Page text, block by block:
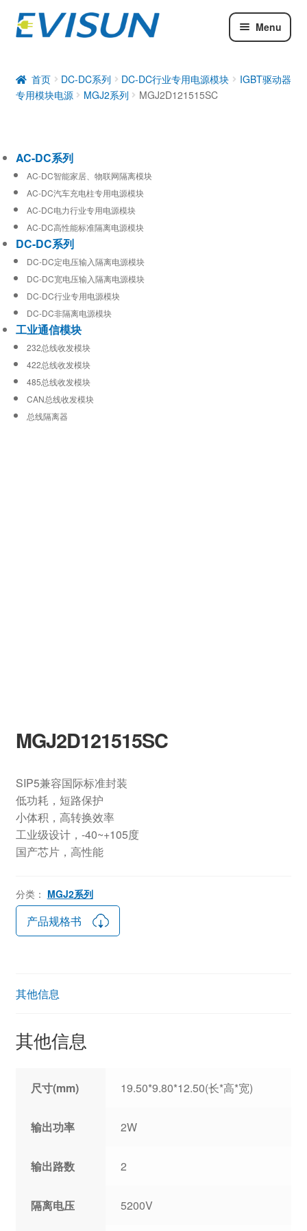
Menu
DC-DC系列
工业通信模块
首页 DC-DC系列 DC-DC行业专用电源模块
IGBT驱动器
专用模块电源
MGJ2系列 MGJ2D121515SC
MGJ2D121515SC
SIP5兼容国际标准封装
低功耗，短路保护
小体积，高转换效率
工业级设计，-40~+105度
国产芯片，高性能
分类： MGJ2系列
产品规格书
其他信息
其他信息
尺寸(mm) 19.50*9.80*12.50(长*高*宽)
输出功率 2W
输出路数 2
隔离电压 5200V
AC-DC系列
AC-DC智能家居、物联网隔离模块
AC-DC汽车充电柱专用电源模块
AC-DC电力行业专用电源模块
AC-DC高性能标准隔离电源模块
DC-DC系列
DC-DC定电压输入隔离电源模块
DC-DC宽电压输入隔离电源模块
DC-DC行业专用电源模块
DC-DC非隔离电源模块
工业通信模块
232总线收发模块
422总线收发模块
485总线收发模块
CAN总线收发模块
总线隔离器